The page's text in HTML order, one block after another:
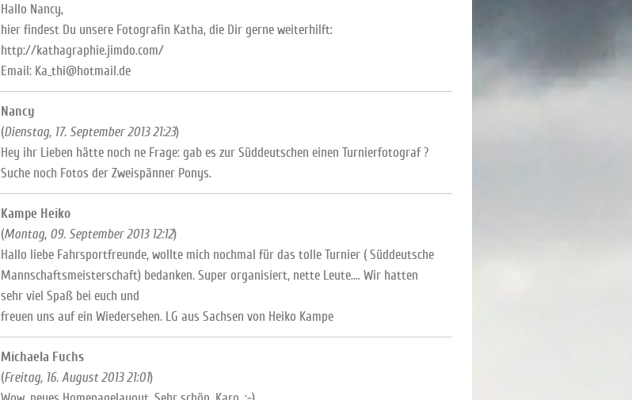
Hallo Nancy,
hier findest Du unsere Fotografin Katha, die Dir gerne weiterhilft:
http://kathagraphie.jimdo.com/
Email: Ka_thi@hotmail.de
Nancy
(Dienstag, 17. September 2013 21:23)
Hey ihr Lieben hätte noch ne Frage: gab es zur Süddeutschen einen Turnierfotograf ?
Suche noch Fotos der Zweispänner Ponys.
Kampe Heiko
(Montag, 09. September 2013 12:12)
Hallo liebe Fahrsportfreunde, wollte mich nochmal für das tolle Turnier ( Süddeutsche
Mannschaftsmeisterschaft) bedanken. Super organisiert, nette Leute.... Wir hatten
sehr viel Spaß bei euch und
freuen uns auf ein Wiedersehen. LG aus Sachsen von Heiko Kampe
Michaela Fuchs
(Freitag, 16. August 2013 21:01)